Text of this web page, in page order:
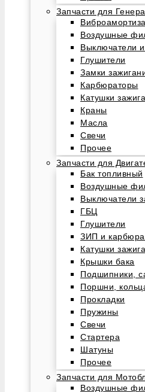
Запчасти для
Воздушные
Выключатели и
Глушители
Замки
Карбюраторы
Катушки
Краны
Масла
Свечи
Прочее
Запчасти для
Бак топливный
Воздушные
Выключатели
ГБЦ
Глушители
ЗИП и
Катушки
Крышки бака
Подшипники,
Поршни,
Прокладки
Пружины
Свечи
Стартера
Шатуны
Прочее
Запчасти для
Воздушные